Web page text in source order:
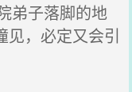
弟子落脚的地
见，必定又会引